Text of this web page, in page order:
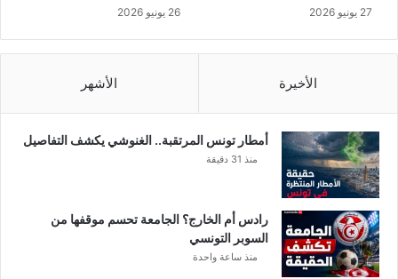
ت
ر
و
ن
27 يونيو 2026 26 يونيو 2026
الأخيرة الأشهر
أمطار تونس المرتقبة.. الغنوشي يكشف التفاصيل
منذ 31 دقيقة
رادس أم الخارج؟ الجامعة تحسم موقفها من
السوبر التونسي
منذ ساعة واحدة